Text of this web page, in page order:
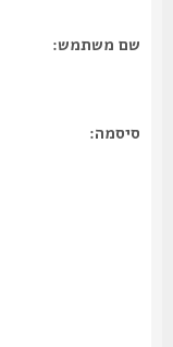
שם משתמש:
סיסמה: